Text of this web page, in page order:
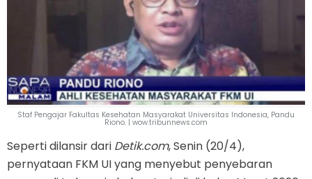
Staf Pengajar Fakultas Kesehatan Masyarakat Universitas Indonesia, Pandu
Riono. | wow.tribunnews.com
Seperti dilansir dari Detik.com, Senin (20/4),
pernyataan FKM UI yang menyebut penyebaran